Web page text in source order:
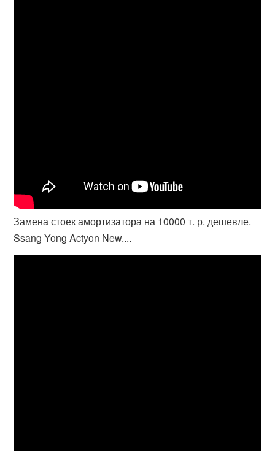
Замена стоек амортизатора на 10000 т. р. дешевле.
Ssang Yong Actyon New....